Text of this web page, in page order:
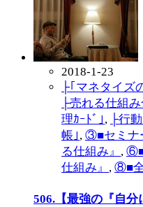
2018-1-23
├｢マネタイズ
├売れる仕組
理ｶｰﾄﾞ｣ , ├行
帳｣ , ③■セミナ
る仕組み』 , ⑥■
仕組み』 , ⑧■全
506.【最強の『自分